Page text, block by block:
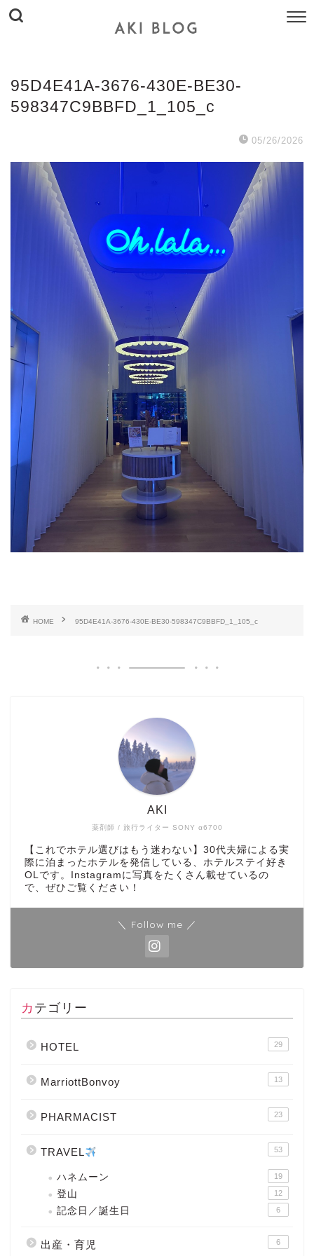
95D4E41A-3676-430E-BE30-
598347C9BBFD_1_105_c
05/26/2026
HOME 95D4E41A-3676-430E-BE30-598347C9BBFD_1_105_c
薬剤師 / 旅行ライター SONY α6700
AKI
【これでホテル選びはもう迷わない】30代夫婦による実
際に泊まったホテルを発信している、ホテルステイ好き
OLです。Instagramに写真をたくさん載せているの
で、ぜひご覧ください！
＼ Follow me ／
カテゴリー
HOTEL 29
MarriottBonvoy 13
PHARMACIST 23
TRAVEL 53
ハネムーン 19
登山 12
記念日／誕生日 6
出産・育児 6